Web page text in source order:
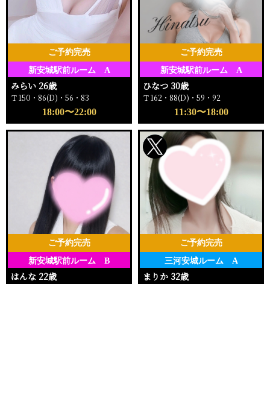
新安城駅前ルーム A
ご予約完売
みらい 26歳
Ｔ150・86(D)・56・83
18:00〜22:00
新安城駅前ルーム A
ご予約完売
ひなつ 30歳
Ｔ162・88(D)・59・92
11:30〜18:00
新安城駅前ルーム B
ご予約完売
はんな 22歳
三河安城ルーム A
ご予約完売
まりか 32歳